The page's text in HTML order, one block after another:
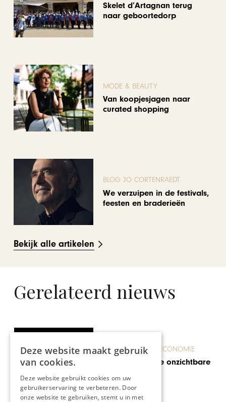
Skelet d’Artagnan terug
naar geboortedorp
MODE & BEAUTY
Van koopjesjagen naar
curated shopping
BLOG JO CORTENRAEDT
We verzuipen in de festivals,
feesten en braderieën
Bekijk alle artikelen
Gerelateerd nieuws
ONDERNEMEN & ECONOMIE
Boels Rental: de onzichtbare
Deze website maakt gebruik
van cookies.
Deze website gebruikt cookies om uw
gebruikerservaring te verbeteren. Door
onze website te gebruiken, stemt u in met